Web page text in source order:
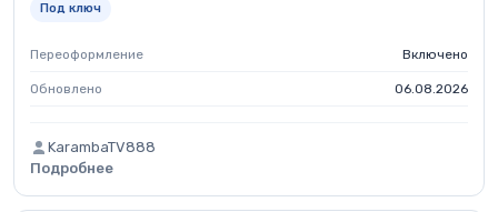
Под ключ
Переоформление Включено
Обновлено 06.08.2026
KarambaTV888
Подробнее